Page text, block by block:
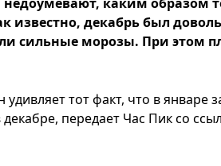
известно, декабрь был
сильные морозы. При этом
тот факт, что в январе
передает Час Пик со